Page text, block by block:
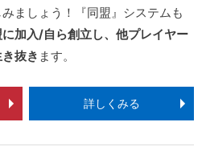
ましょう！『同盟』システムも
に加入/自ら創立し、他プレイヤー
抜き ます。
詳しくみる